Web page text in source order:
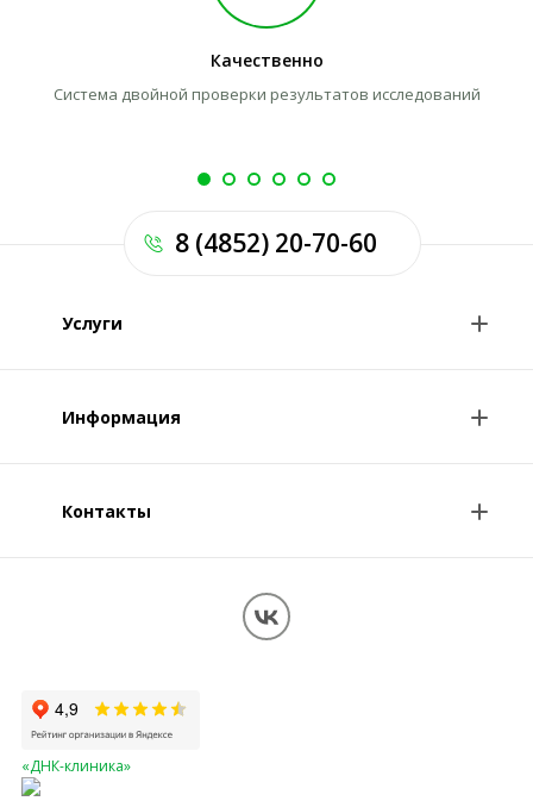
Качественно
Система двойной проверки результатов исследований
Услуги
Консультации врачей
Информация
О клинике
Обработка персональных данных
Контакты
«ДНК-клиника»
8 (4852) 20-70-60